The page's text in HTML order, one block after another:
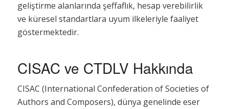
geliştirme alanlarında şeffaflık, hesap verebilirlik
ve küresel standartlara uyum ilkeleriyle faaliyet
göstermektedir.
CISAC ve CTDLV Hakkında
CISAC (International Confederation of Societies of
Authors and Composers), dünya genelinde eser